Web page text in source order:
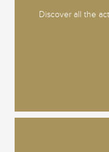
Discover all the